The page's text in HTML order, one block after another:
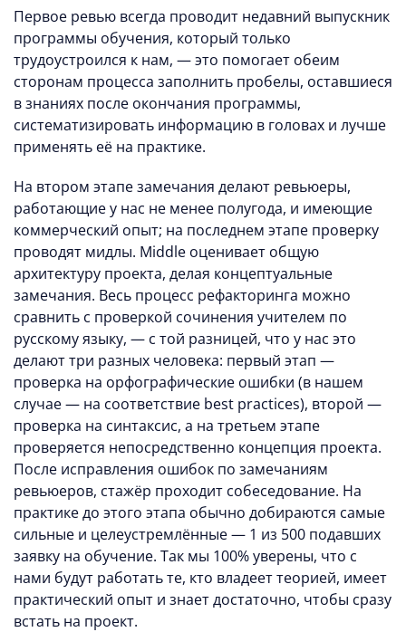
Первое ревью всегда проводит недавний выпускник
программы обучения, который только
трудоустроился к нам, — это помогает обеим
сторонам процесса заполнить пробелы, оставшиеся
в знаниях после окончания программы,
систематизировать информацию в головах и лучше
применять её на практике.
На втором этапе замечания делают ревьюеры,
работающие у нас не менее полугода, и имеющие
коммерческий опыт; на последнем этапе проверку
проводят мидлы. Middle оценивает общую
архитектуру проекта, делая концептуальные
замечания. Весь процесс рефакторинга можно
сравнить с проверкой сочинения учителем по
русскому языку, — с той разницей, что у нас это
делают три разных человека: первый этап —
проверка на орфографические ошибки (в нашем
случае — на соответствие best practices), второй —
проверка на синтаксис, а на третьем этапе
проверяется непосредственно концепция проекта.
После исправления ошибок по замечаниям
ревьюеров, стажёр проходит собеседование. На
практике до этого этапа обычно добираются самые
сильные и целеустремлённые — 1 из 500 подавших
заявку на обучение. Так мы 100% уверены, что с
нами будут работать те, кто владеет теорией, имеет
практический опыт и знает достаточно, чтобы сразу
встать на проект.